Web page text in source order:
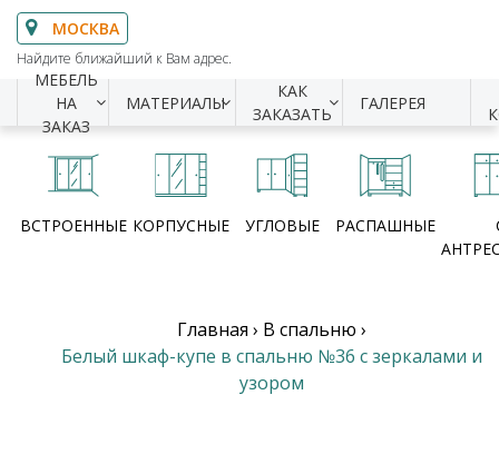
МОСКВА
Найдите ближайший к Вам адрес.
МЕБЕЛЬ
НА
ЗАКАЗ
МАТЕРИАЛЫ
КАК
ЗАКАЗАТЬ
ГАЛЕРЕЯ
ВСТРОЕННЫЕ КОРПУСНЫЕ УГЛОВЫЕ РАСПАШНЫЕ
Главная › В спальню ›
Белый шкаф-купе в спальню №36 с зеркалами и
узором